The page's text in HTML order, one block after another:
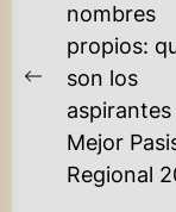
ENTRADAS
Previous
post:
nombres
propios:
son los
aspirantes
Mejor
Regional